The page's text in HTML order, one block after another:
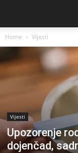
Home Vijesti
Vijesti
Upozorenje
dojenčad,